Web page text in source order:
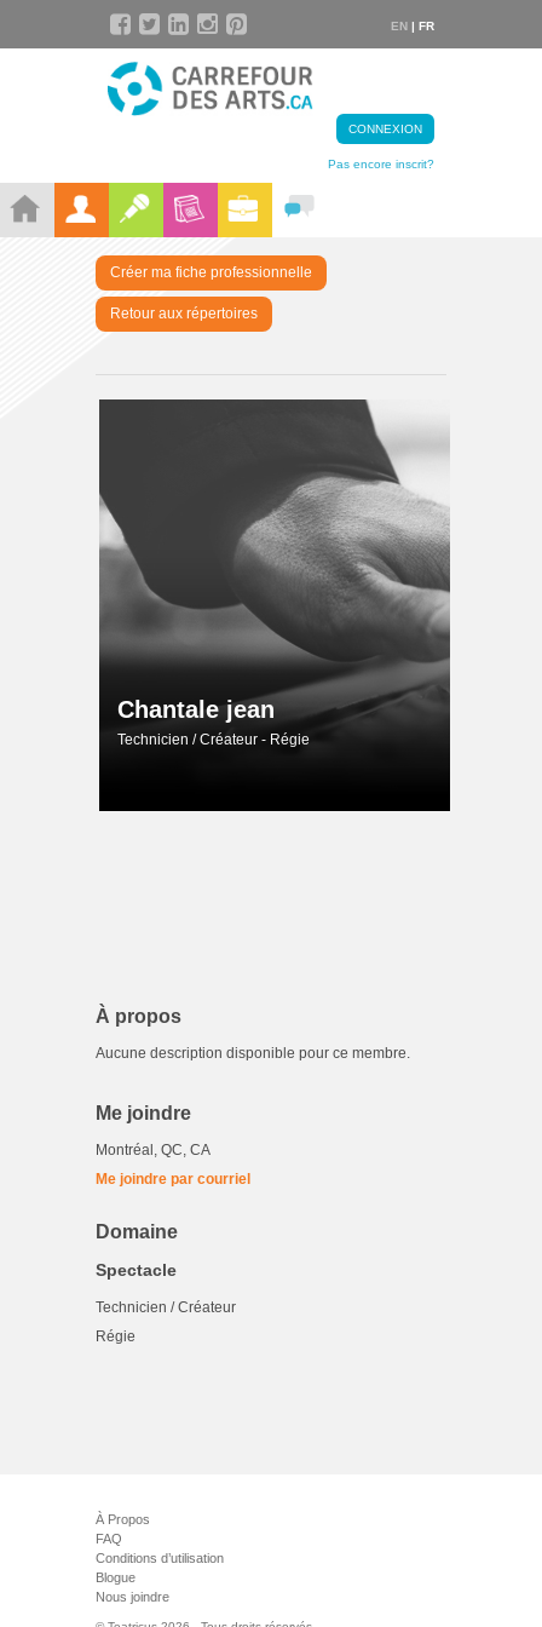
EN | FR
CONNEXION
Pas encore inscrit?
Créer ma fiche professionnelle
Retour aux répertoires
Chantale jean
Technicien / Créateur - Régie
À propos
Aucune description disponible pour ce membre.
Me joindre
Montréal, QC, CA
Me joindre par courriel
Domaine
Spectacle
Technicien / Créateur
Régie
À Propos
FAQ
Conditions d’utilisation
Blogue
Nous joindre